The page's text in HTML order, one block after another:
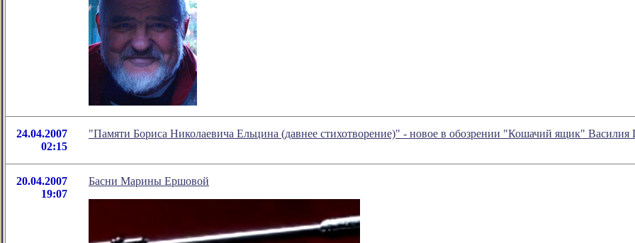
24.04.2007
02:15
"Памяти Бориса Николаевича Ельцина (давнее стихотворение)" - новое в обозрении "Кошачий ящик" Василия
20.04.2007
19:07
Басни Марины Ершовой